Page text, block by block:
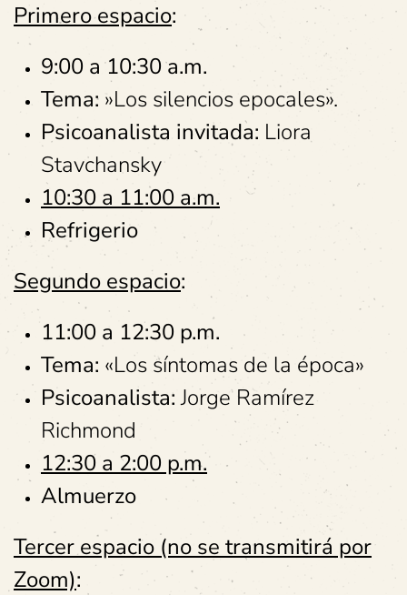
Primero espacio:
9:00 a 10:30 a.m.
Tema: ⁠»Los silencios epocales».
Psicoanalista invitada: Liora
Stavchansky
10:30 a 11:00 a.m.
Refrigerio
Segundo espacio:
11:00 a 12:30 p.m.
Tema: «Los síntomas de la época»
Psicoanalista:Jorge Ramírez
Richmond
12:30 a 2:00 p.m.
Almuerzo
Tercer espacio (no se transmitirá por
Zoom):